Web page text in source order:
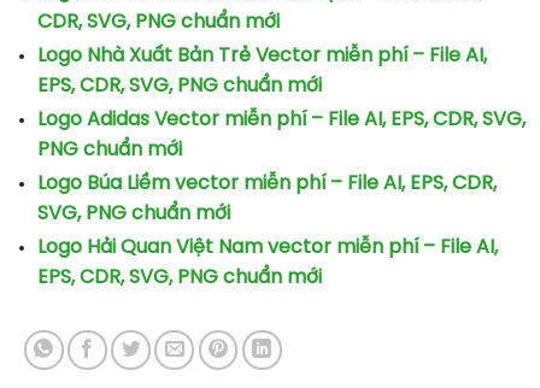
CDR, SVG, PNG chuẩn mới
Logo Nhà Xuất Bản Trẻ Vector miễn phí – File AI,
EPS, CDR, SVG, PNG chuẩn mới
Logo Adidas Vector miễn phí – File AI, EPS, CDR, SVG,
PNG chuẩn mới
Logo Búa Liềm vector miễn phí – File AI, EPS, CDR,
SVG, PNG chuẩn mới
Logo Hải Quan Việt Nam vector miễn phí – File AI,
EPS, CDR, SVG, PNG chuẩn mới